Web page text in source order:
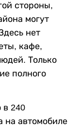
стороны,
могут
нет
кафе,
Только
полного
в 240
на автомобиле